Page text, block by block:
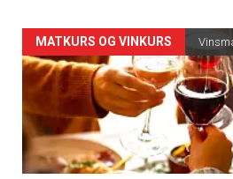
Forsiden
akkurat
nå
-
MATKURS OG VINKURS